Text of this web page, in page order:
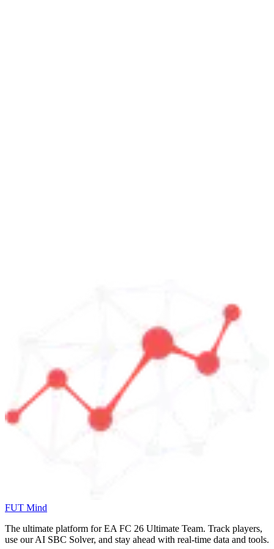
FUT Mind
The ultimate platform for EA FC 26 Ultimate Team. Track players,
use our AI SBC Solver, and stay ahead with real-time data and tools.